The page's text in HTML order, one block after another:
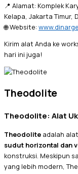
📍 Alamat: Komplek
Kelapa, Jakarta Timur,
🌐 Website:
Kirim alat Anda ke
hari ini juga!
Theodolite
Theodolite: Alat
Theodolite adalah
sudut horizontal dan
konstruksi. Meskipun
yang lebih modern,